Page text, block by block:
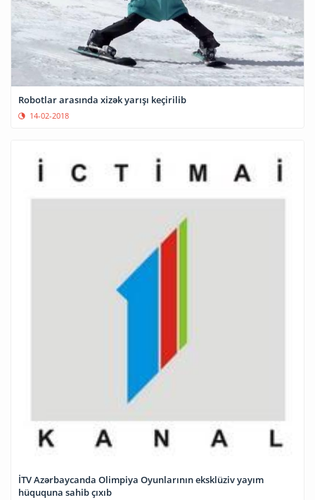
Robotlar arasında xizək yarışı keçirilib
14-02-2018
İTV Azərbaycanda Olimpiya Oyunlarının eksklüziv yayım
hüququna sahib çıxıb